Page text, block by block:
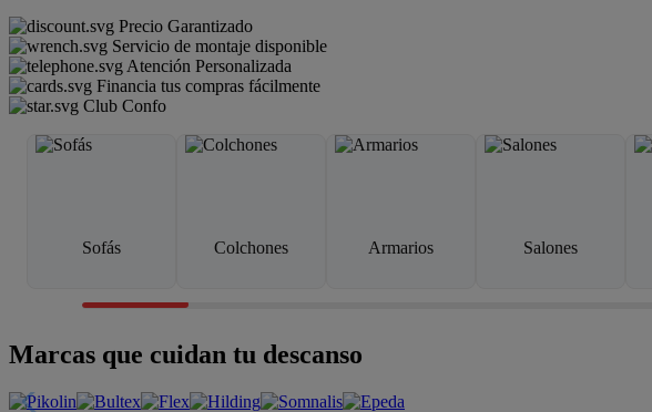
Precio Garantizado
Servicio de montaje disponible
Atención Personalizada
Financia tus compras fácilmente
Club Confo
Sofás Colchones Armarios Salones
Marcas que cuidan tu descanso